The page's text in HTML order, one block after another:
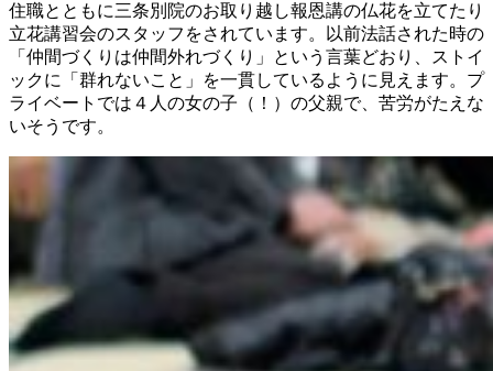
住職とともに三条別院のお取り越し報恩講の仏花を立てたり
立花講習会のスタッフをされています。以前法話された時の
「仲間づくりは仲間外れづくり」という言葉どおり、ストイ
ックに「群れないこと」を一貫しているように見えます。プ
ライベートでは４人の女の子（！）の父親で、苦労がたえな
いそうです。